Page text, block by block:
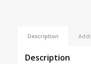
Description
Description